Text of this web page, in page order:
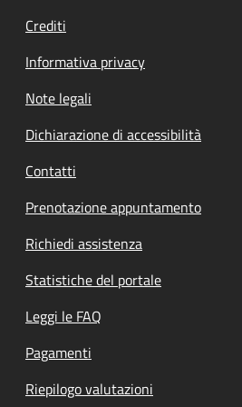
Crediti
Informativa privacy
Note legali
Dichiarazione di accessibilità
Contatti
Prenotazione appuntamento
Richiedi assistenza
Statistiche del portale
Leggi le FAQ
Pagamenti
Riepilogo valutazioni